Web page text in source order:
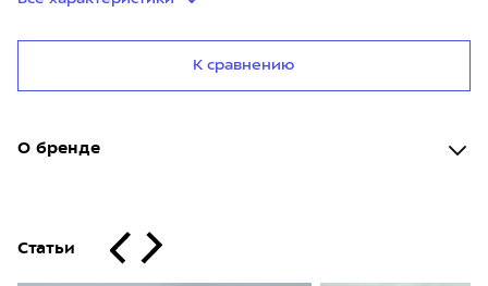
К сравнению
О бренде
Статьи